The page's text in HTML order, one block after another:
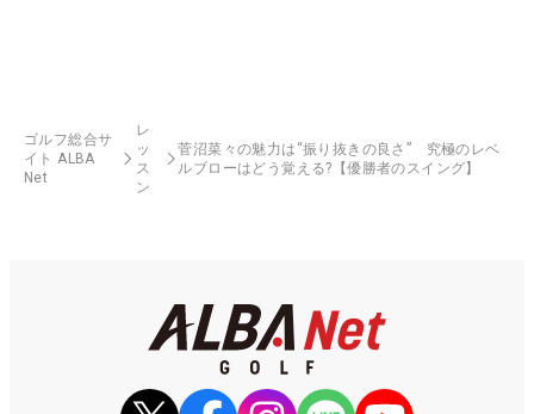
ゴルフ総合サ
イト ALBA
Net
レ
ッ
ス
ン
菅沼菜々の魅力は“振り抜きの良さ” 究極のレベ
ルブローはどう覚える?【優勝者のスイング】